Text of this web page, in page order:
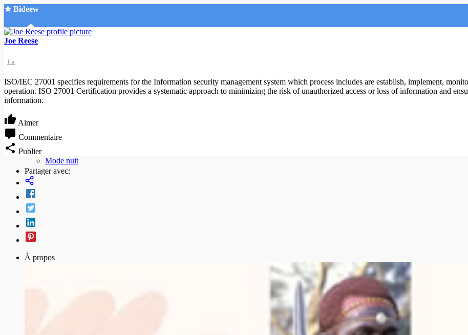
★ Bideew
Accueil
Mon compte
Connexion
Mode nuit
Joe Reese
1 a
ISO/IEC 27001 specifies requirements for the Information security management system which process includes are establish, implement,
operation. ISO 27001 Certification provides a systematic approach to minimizing the risk of unauthorized access or loss of information and
information.
Aimer
Commentaire
Publier
Partager avec:
À propos